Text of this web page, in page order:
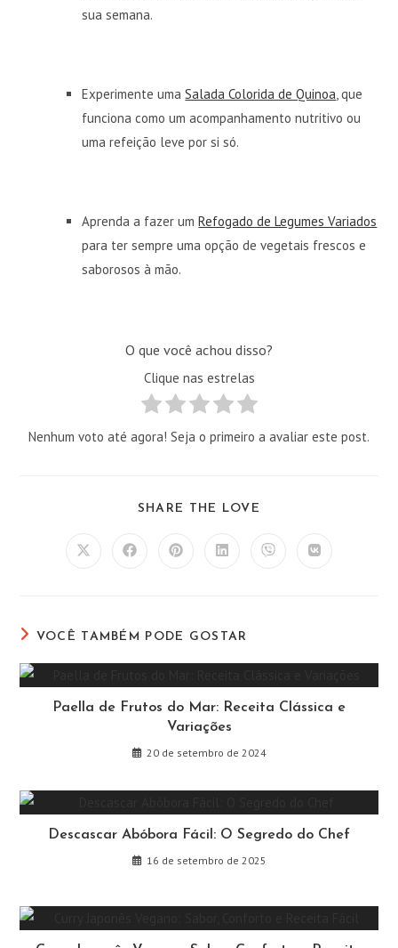
sua semana.
Experimente umaSalada Colorida de Quinoa , que
funciona como um acompanhamento nutritivo ou
uma refeição leve por si só.
Aprenda a fazer umRefogado de Legumes Variados
para ter sempre uma opção de vegetais frescos e
saborosos à mão.
O que você achou disso?
Clique nas estrelas
Nenhum voto até agora! Seja o primeiro a avaliar este post.
SHARE THE LOVE
Abre Abre Abre Abre Abre Abre
VOCÊ TAMBÉM PODE GOSTAR
Paella de Frutos do Mar: Receita Clássica e
Variações
20 de setembro de 2024
Descascar Abóbora Fácil: O Segredo do Chef
16 de setembro de 2025